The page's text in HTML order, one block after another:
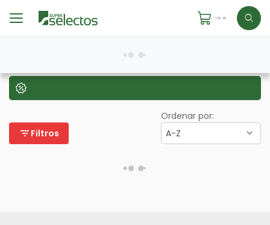
filter_list Filtros
Ordenar por:
A-Z